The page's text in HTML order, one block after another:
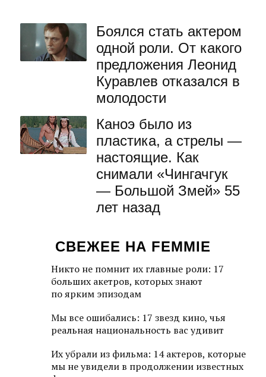
Боялся стать актером
одной роли. От какого
предложения Леонид
Куравлев отказался в
молодости
Каноэ было из
пластика, а стрелы —
настоящие. Как
снимали «Чингачгук
— Большой Змей» 55
лет назад
СВЕЖЕЕ НА FEMMIE
Никто не помнит их главные роли: 17
больших акетров, которых знают
по ярким эпизодам
Мы все ошибались: 17 звезд кино, чья
реальная национальность вас удивит
Их убрали из фильма: 14 актеров, которые
мы не увидели в продолжении известных